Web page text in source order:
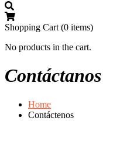
Shopping Cart (0 items)
No products in the cart.
Contáctanos
Home
Contáctenos